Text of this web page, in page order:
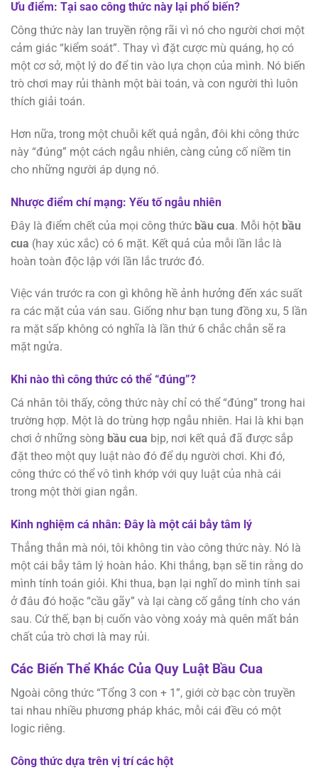
Ưu điểm: Tại sao công thức này lại phổ biến?
Công thức này lan truyền rộng rãi vì nó cho người chơi một
cảm giác “kiểm soát”. Thay vì đặt cược mù quáng, họ có
một cơ sở, một lý do để tin vào lựa chọn của mình. Nó biến
trò chơi may rủi thành một bài toán, và con người thì luôn
thích giải toán.
Hơn nữa, trong một chuỗi kết quả ngắn, đôi khi công thức
này “đúng” một cách ngẫu nhiên, càng củng cố niềm tin
cho những người áp dụng nó.
Nhược điểm chí mạng: Yếu tố ngẫu nhiên
Đây là điểm chết của mọi công thức bầu cua. Mỗi hột bầu
cua (hay xúc xắc) có 6 mặt. Kết quả của mỗi lần lắc là
hoàn toàn độc lập với lần lắc trước đó.
Việc ván trước ra con gì không hề ảnh hưởng đến xác suất
ra các mặt của ván sau. Giống như bạn tung đồng xu, 5 lần
ra mặt sấp không có nghĩa là lần thứ 6 chắc chắn sẽ ra
mặt ngửa.
Khi nào thì công thức có thể “đúng”?
Cá nhân tôi thấy, công thức này chỉ có thể “đúng” trong hai
trường hợp. Một là do trùng hợp ngẫu nhiên. Hai là khi bạn
chơi ở những sòng bầu cua bịp, nơi kết quả đã được sắp
đặt theo một quy luật nào đó để dụ người chơi. Khi đó,
công thức có thể vô tình khớp với quy luật của nhà cái
trong một thời gian ngắn.
Kinh nghiệm cá nhân: Đây là một cái bẫy tâm lý
Thẳng thắn mà nói, tôi không tin vào công thức này. Nó là
một cái bẫy tâm lý hoàn hảo. Khi thắng, bạn sẽ tin rằng do
mình tính toán giỏi. Khi thua, bạn lại nghĩ do mình tính sai
ở đâu đó hoặc “cầu gãy” và lại càng cố gắng tính cho ván
sau. Cứ thế, bạn bị cuốn vào vòng xoáy mà quên mất bản
chất của trò chơi là may rủi.
Các Biến Thể Khác Của Quy Luật Bầu Cua
Ngoài công thức “Tổng 3 con + 1”, giới cờ bạc còn truyền
tai nhau nhiều phương pháp khác, mỗi cái đều có một
logic riêng.
Công thức dựa trên vị trí các hột